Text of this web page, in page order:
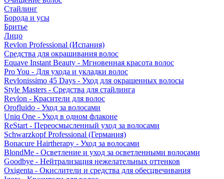
Стайлинг
Борода и усы
Бритье
Лицо
Revlon Professional (Испания)
Средства для окрашивания волос
Equave Instant Beauty - Мгновенная красота волос
Pro You - Для ухода и укладки волос
Revlonissimo 45 Days - Уход для окрашенных волосы
Style Masters - Средства для стайлинга
Revlon - Красители для волос
Orofluido - Уход за волосами
Uniq One - Уход в одном флаконе
ReStart - Переосмысленный уход за волосами
Schwarzkopf Professional (Германия)
Bonacure Hairtherapy - Уход за волосами
BlondMe - Осветление и уход за осветленными волосами
Goodbye - Нейтрализация нежелательных оттенков
Oxigenta - Окислители и средства для обесцвечивания